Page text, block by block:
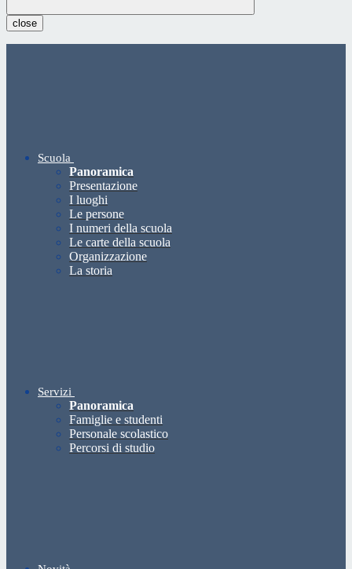
close
Scuola
Panoramica
Presentazione
I luoghi
Le persone
I numeri della scuola
Le carte della scuola
Organizzazione
La storia
Servizi
Panoramica
Famiglie e studenti
Personale scolastico
Percorsi di studio